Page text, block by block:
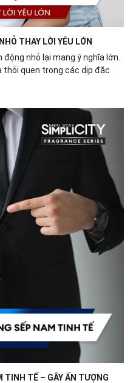
THAY LỜI YÊU LỚN
nhỏ lại mang ý nghĩa lớn.
thói quen trong các dịp đặc
TINH TẾ – GÂY ẤN TƯỢNG